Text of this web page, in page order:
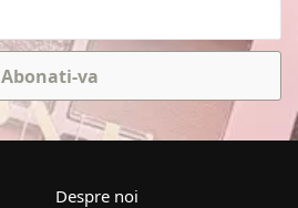
Abonati-va
Despre noi